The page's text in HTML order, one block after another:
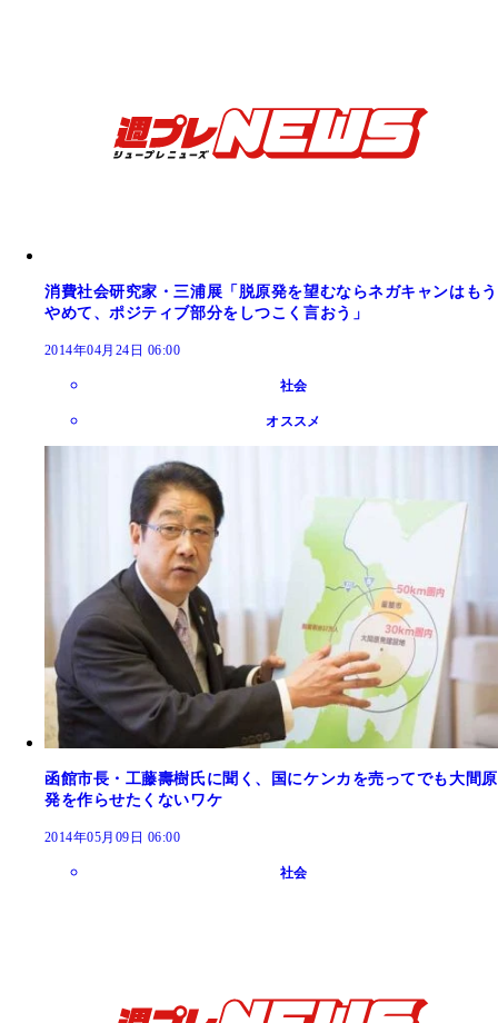
消費社会研究家・三浦展「脱原発を望むならネガキャンはもう
やめて、ポジティブ部分をしつこく言おう」
2014年04月24日 06:00
社会
オススメ
函館市長・工藤壽樹氏に聞く、国にケンカを売ってでも大間原
発を作らせたくないワケ
2014年05月09日 06:00
社会